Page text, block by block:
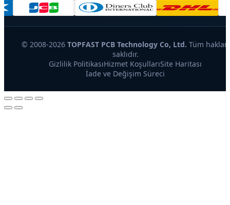
© 2008-2026 TOPFAST PCB Technology Co, Ltd. Tüm hakları
saklıdır.
Gizlilik PolitikasıHizmet KoşullarıSite Haritası
İade ve Değişim Süreci